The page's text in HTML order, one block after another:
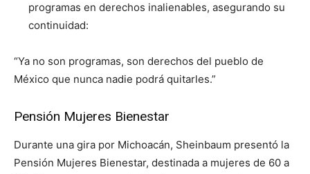
programas en derechos inalienables, asegurando su
continuidad:
“Ya no son programas, son derechos del pueblo de
México que nunca nadie podrá quitarles.”
Pensión Mujeres Bienestar
Durante una gira por Michoacán, Sheinbaum presentó la
Pensión Mujeres Bienestar, destinada a mujeres de 60 a